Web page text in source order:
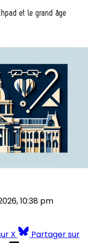
et le grand âge
10:38 pm
X
Partager sur